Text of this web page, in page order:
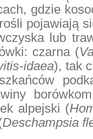
gdzie
pojawiają
lub
czarna (
idaea), tak
alpejski (
Deschampsia